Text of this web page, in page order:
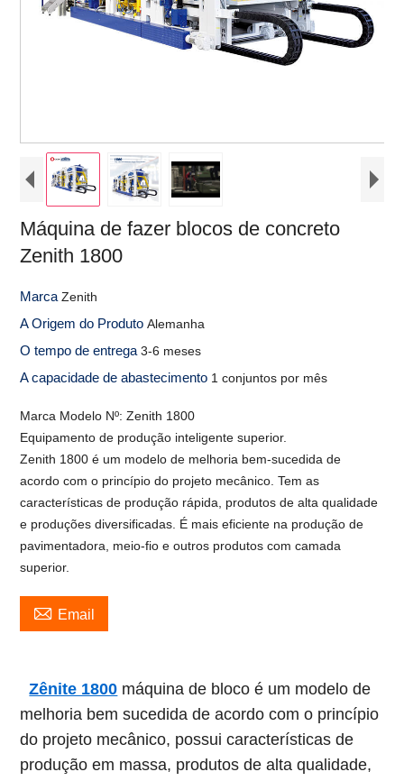
Máquina de fazer blocos de concreto
Zenith 1800
MarcaZenith
A Origem do ProdutoAlemanha
O tempo de entrega3-6 meses
A capacidade de abastecimento 1 conjuntos por mês
Marca Modelo Nº: Zenith 1800
Equipamento de produção inteligente superior.
Zenith 1800 é um modelo de melhoria bem-sucedida de
acordo com o princípio do projeto mecânico. Tem as
características de produção rápida, produtos de alta qualidade
e produções diversificadas. É mais eficiente na produção de
pavimentadora, meio-fio e outros produtos com camada
superior.
 Email
Zênite 1800 máquina de bloco é um modelo de
melhoria bem sucedida de acordo com o princípio
do projeto mecânico, possui características de
produção em massa, produtos de alta qualidade,